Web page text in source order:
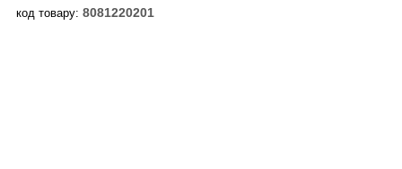
код товару: 8081220201